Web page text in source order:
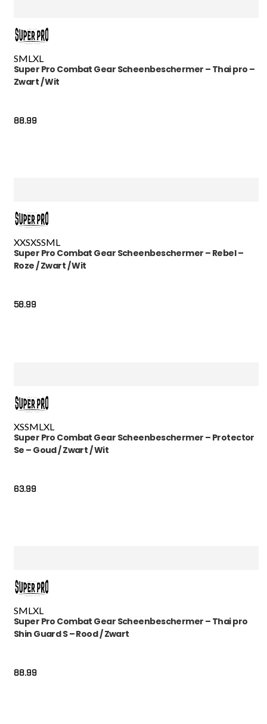
SML XL
Super Pro Combat Gear Scheenbeschermer – Thai pro –
Zwart / Wit
88.99
XXSXSSML
Super Pro Combat Gear Scheenbeschermer – Rebel –
Roze / Zwart / Wit
58.99
XSSML XL
Super Pro Combat Gear Scheenbeschermer – Protector
Se – Goud / Zwart / Wit
63.99
SMLXL
Super Pro Combat Gear Scheenbeschermer – Thai pro
Shin Guard S – Rood / Zwart
88.99